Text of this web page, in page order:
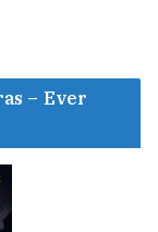
– Ever